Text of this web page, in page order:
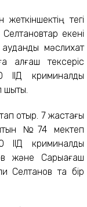
тегі
екені
мәслихат
алғаш тексеріс
ІІД криминалды
отыр. 7 жастағы
№74 мектеп
ІІД криминалды
және Сарыағаш
Селтанов та бір